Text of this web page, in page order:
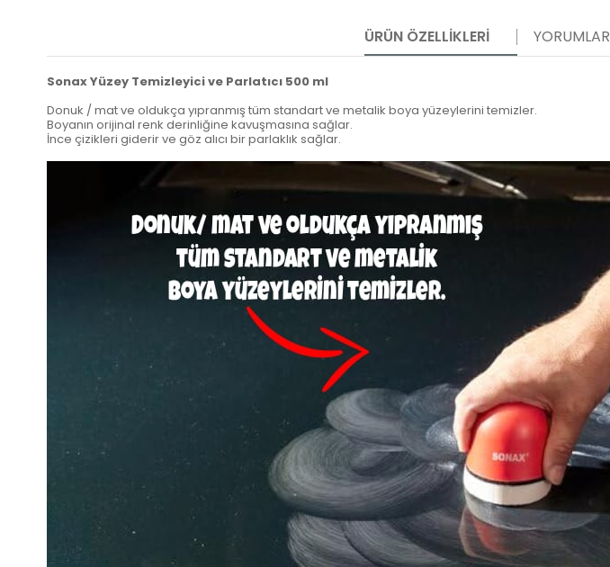
ÜRÜN ÖZELLIKLERI YORUMLAR
Sonax Yüzey Temizleyici ve Parlatıcı 500 ml
Donuk / mat ve oldukça yıpranmış tüm standart ve metalik boya yüzeylerini temizler.
Boyanın orijinal renk derinliğine kavuşmasına sağlar.
İnce çizikleri giderir ve göz alıcı bir parlaklık sağlar.